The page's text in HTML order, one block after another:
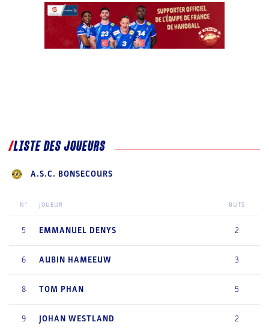
LISTE DES JOUEURS
A.S.C. BONSECOURS
N° JOUEUR BUTS
5 EMMANUEL DENYS 2
6 AUBIN HAMEEUW 3
8 TOM PHAN 5
9 JOHAN WESTLAND 2